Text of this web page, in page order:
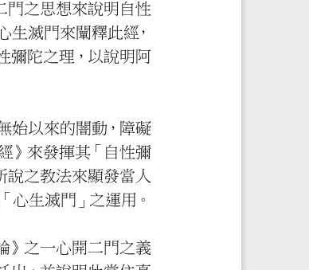
二門之思想來說明自性
門及心生滅門來闡釋此經
，
淨土、自性彌陀之理，以
心，但是無始以來的闇動，
陀經》來發揮其「自性彌
依經所說之教法來顯發當人
心生滅門」
之運用。
用《起信論》之一心開二門